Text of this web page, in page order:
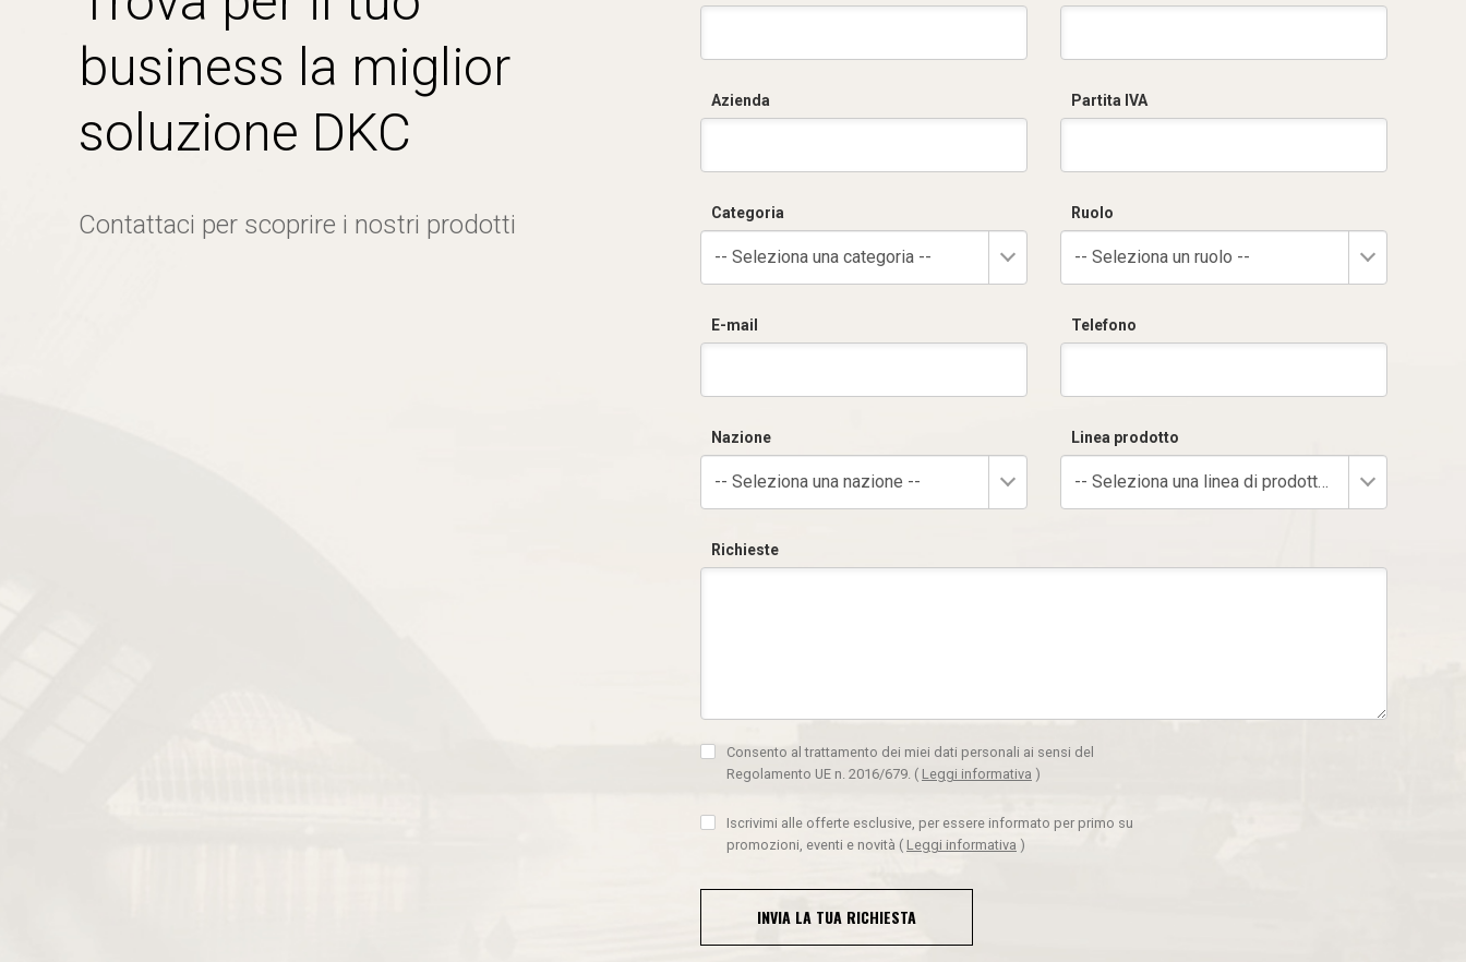
business la miglior
soluzione DKC
Contattaci per scoprire i nostri prodotti
Azienda Partita IVA
Categoria
-- Seleziona una categoria --
Ruolo
-- Seleziona un ruolo --
E-mail Telefono
Nazione
-- Seleziona una nazione --
Linea prodotto
-- Seleziona una linea di prodotto --
Richieste
Consento al trattamento dei miei dati personali ai sensi del
Regolamento UE n. 2016/679. ( Leggi informativa )
Iscrivimi alle offerte esclusive, per essere informato per primo su
promozioni, eventi e novità ( Leggi informativa )
INVIA LA TUA RICHIESTA